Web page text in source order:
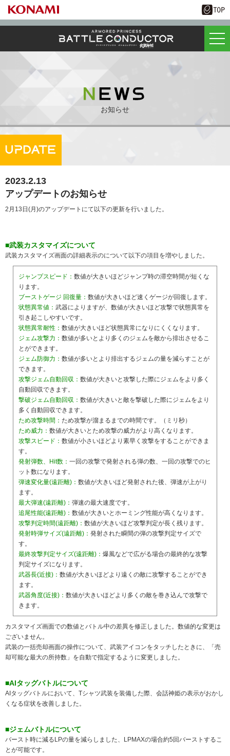
お知らせ
2023.2.13
アップデートのお知らせ
2月13日(月)のアップデートにて以下の更新を行いました。
■武装カスタマイズについて
武装カスタマイズ画面の詳細表示のについて以下の項目を増やしました。
ジャンプスピード： 数値が大きいほどジャンプ時の滞空時間が短くな
ります。
ブーストゲージ 回復量： 数値が大きいほど速くゲージが回復します。
状態異常値： 武器によりますが、数値が大きいほど攻撃で状態異常を
引き起こしやすいです。
状態異常耐性： 数値が大きいほど状態異常になりにくくなります。
ジェム攻撃力： 数値が多いとより多くのジェムを敵から排出させるこ
とができます。
ジェム防御力： 数値が多いとより排出するジェムの量を減らすことが
できます。
攻撃ジェム自動回収： 数値が大きいと攻撃した際にジェムをより多く
自動回収できます。
撃破ジェム自動回収： 数値が大きいと敵を撃破した際にジェムをより
多く自動回収できます。
ため攻撃時間： ため攻撃が溜まるまでの時間です。（ミリ秒）
ため威力： 数値が大きいとため攻撃の威力がより高くなります。
攻撃スピード： 数値が小さいほどより素早く攻撃をすることができま
す。
発射弾数、Hit数： 一回の攻撃で発射される弾の数、一回の攻撃でのヒ
ット数になります。
弾速変化量(遠距離)： 数値が大きいほど発射された後、弾速が上がり
ます。
最大弾速(遠距離)： 弾速の最大速度です。
追尾性能(遠距離)： 数値が大きいとホーミング性能が高くなります。
攻撃判定時間(遠距離)： 数値が大きいほど攻撃判定が長く残ります。
発射時弾サイズ(遠距離)： 発射された瞬間の弾の攻撃判定サイズで
す。
最終攻撃判定サイズ(遠距離)： 爆風などで広がる場合の最終的な攻撃
判定サイズになります。
武器長(近接)： 数値が大きいほどより遠くの敵に攻撃することができ
ます。
武器角度(近接)： 数値が大きいほどより多くの敵を巻き込んで攻撃で
きます。
カスタマイズ画面での数値とバトル中の差異を修正しました。数値的な変更は
ございません。
武装の一括売却画面の操作について、武装アイコンをタッチしたときに、「売
却可能な最大の所持数」を自動で指定するように変更しました。
■AIタッグバトルについて
AIタッグバトルにおいて、Tシャツ武装を装備した際、会話神姫の表示がおかし
くなる症状を改善しました。
■ジェムバトルについて
バースト時に減るLPの量を減らしました、LPMAXの場合約5回バーストするこ
とが可能です。